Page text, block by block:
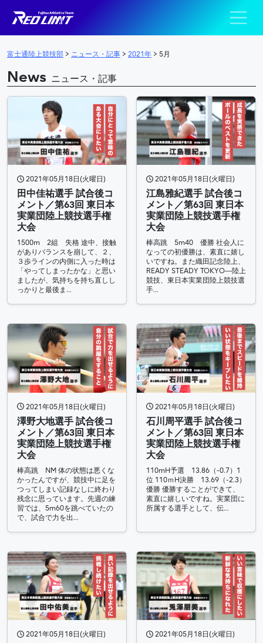
メインナビゲーション
陸上競技部 –
富士通陸上競技部 > ニュース・記事 > 2021年 > 5月
News ニュース・記事
2021年05月18日(火曜日)
田中佳祐選手 試合後コ
メント／第63回 東日本
実業団陸上競技選手権
大会
1500m 2組 失格 途中、接触
がありバランスを崩して、２、
３歩ラインの内側に入った時は
「やってしまったかな」と思い
ましたが、気持ちを持ち直しし
っかりと最後ま…
2021年05月18日(火曜日)
江島雅紀選手 試合後コ
メント／第63回 東日本
実業団陸上競技選手権
大会
棒高跳 5m40 優勝 社会人に
なっての初優勝は、素直に嬉し
いですね。また織田記念陸上、
READY STEADY TOKYO―陸上
競技、東日本実業団陸上競技選
手…
2021年05月18日(火曜日)
澤野大地選手 試合後コ
メント／第63回 東日本
実業団陸上競技選手権
大会
棒高跳 NM 体の状態は悪くな
かったんですが、競技中に足を
つってしまい記録なしに終わり
残念に思っています。先週の練
習では、5m60を跳べていたの
で、試合で力を出…
2021年05月18日(火曜日)
石川周平選手 試合後コ
メント／第63回 東日本
実業団陸上競技選手権
大会
110mH予選 13.86（-0.7）1
位 110ｍH決勝 13.69（-2.3）
優勝 優勝することができて、
素直に嬉しいですね。実業団に
所属する選手として、伝…
2021年05月18日(火曜日) 2021年05月18日(火曜日)